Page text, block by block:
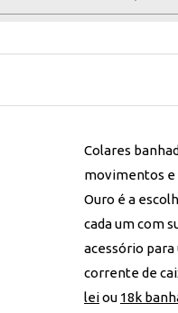
Colares
movimentos e
Ouro é a
cada um com
acessório
corrente de
leiou 18k